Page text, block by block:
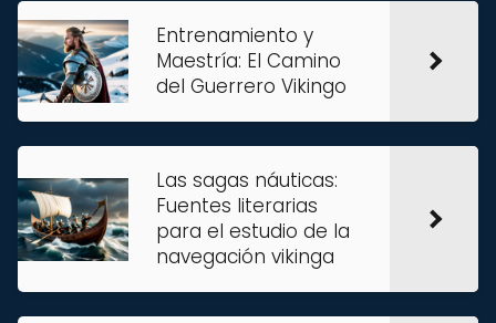
Entrenamiento y
Maestría: El Camino
del Guerrero Vikingo
Las sagas náuticas:
Fuentes literarias
para el estudio de la
navegación vikinga